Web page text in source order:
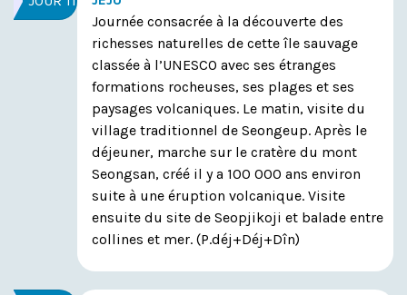
Journée consacrée à la découverte des
richesses naturelles de cette île sauvage
classée à l’UNESCO avec ses étranges
formations rocheuses, ses plages et ses
paysages volcaniques. Le matin, visite du
village traditionnel de Seongeup. Après le
déjeuner, marche sur le cratère du mont
Seongsan, créé il y a 100 000 ans environ
suite à une éruption volcanique. Visite
ensuite du site de Seopjikoji et balade entre
collines et mer. (P.déj+Déj+Dîn)